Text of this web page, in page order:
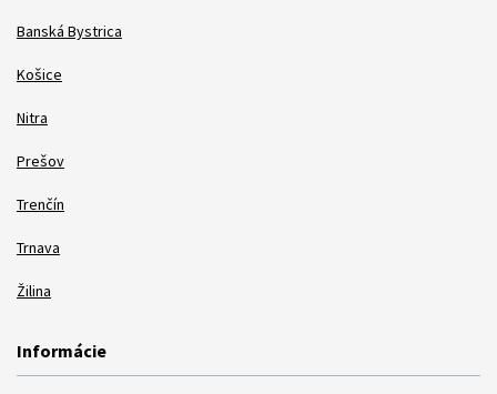
Banská Bystrica
Košice
Nitra
Prešov
Trenčín
Trnava
Žilina
Informácie